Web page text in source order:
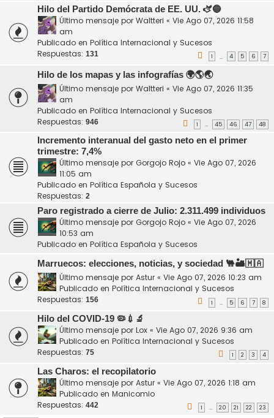
Hilo del Partido Demócrata de EE. UU. 🫏🔵
Último mensaje por Waltteri « Vie Ago 07, 2026 11:58
am
Publicado en Política Internacional y Sucesos
Respuestas: 131 1 … 4 5 6 7
Hilo de los mapas y las infografías 🌍🌎🌏
Último mensaje por Waltteri « Vie Ago 07, 2026 11:35
am
Publicado en Política Internacional y Sucesos
Respuestas: 946 1 … 45 46 47 48
Incremento interanual del gasto neto en el primer
trimestre: 7,4%
Último mensaje por Gorgojo Rojo « Vie Ago 07, 2026
11:05 am
Publicado en Política Española y Sucesos
Respuestas: 2
Paro registrado a cierre de Julio: 2.311.499 individuos
Último mensaje por Gorgojo Rojo « Vie Ago 07, 2026
10:53 am
Publicado en Política Española y Sucesos
Marruecos: elecciones, noticias, y sociedad 🐫🏜️🇲🇦
Último mensaje por Astur « Vie Ago 07, 2026 10:23 am
Publicado en Política Internacional y Sucesos
Respuestas: 156 1 … 5 6 7 8
Hilo del COVID-19 🦠💉🔬
Último mensaje por Lox « Vie Ago 07, 2026 9:36 am
Publicado en Política Internacional y Sucesos
Respuestas: 75 1 2 3 4
Las Charos: el recopilatorio
Último mensaje por Astur « Vie Ago 07, 2026 1:18 am
Publicado en Manicomio
Respuestas: 442 1 … 20 21 22 23